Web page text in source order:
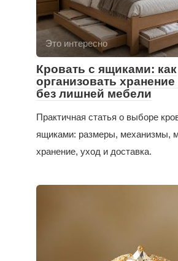
Это интересно
Кровать с ящиками: как
организовать
без лишней мебели
Практичная статья о выборе
ящиками: размеры, механизмы,
хранение, уход и доставка.